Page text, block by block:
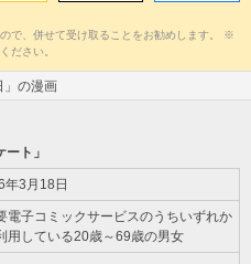
で、併せて受け取ることをお勧めします。 ※
ださい。
」の漫画
ト」
年3月18日
電子コミックサービスのうちいずれか
用している20歳～69歳の男女